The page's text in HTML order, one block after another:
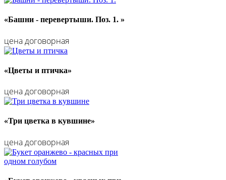
«Башни - перевертыши. Поз. 1. »
цена договорная
«Цветы и птичка»
цена договорная
«Три цветка в кувшине»
цена договорная